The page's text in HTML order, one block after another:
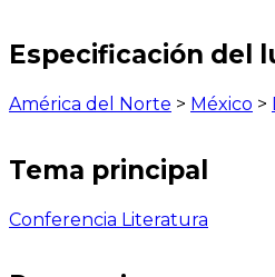
Especificación del
América del Norte > México >
Tema principal
Conferencia Literatura